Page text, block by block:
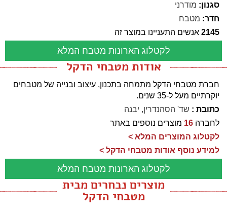
סגנון: מודרני
חדר: מטבח
2145 אנשים התעניינו במוצר זה
לקטלוג הארונות מטבח המלא
אודות מטבחי הדקל
חברת מטבחי הדקל מתמחה בתכנון, עיצוב ובנייה של מטבחים
יוקרתיים מעל ל-35 שנים.
כתובת : שד' הסהנדרין, יבנה
לחברה 16 מוצרים נוספים באתר
לקטלוג המוצרים המלא >
למידע נוסף אודות מטבחי הדקל >
לקטלוג הארונות מטבח המלא
מוצרים נבחרים מבית
מטבחי הדקל